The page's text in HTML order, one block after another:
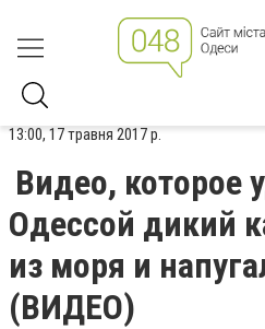
13:00, 17 травня 2017 р.
Видео, которое
Одессой дикий
из моря и
(ВИДЕО)